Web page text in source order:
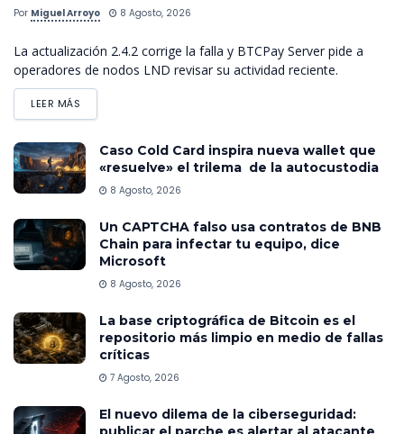
Por Miguel Arroyo 8 Agosto, 2026
La actualización 2.4.2 corrige la falla y BTCPay Server pide a
operadores de nodos LND revisar su actividad reciente.
LEER MÁS
Caso Cold Card inspira nueva wallet que
«resuelve» el trilema de la autocustodia
8 Agosto, 2026
Un CAPTCHA falso usa contratos de BNB
Chain para infectar tu equipo, dice
Microsoft
8 Agosto, 2026
La base criptográfica de Bitcoin es el
repositorio más limpio en medio de fallas
críticas
7 Agosto, 2026
El nuevo dilema de la ciberseguridad: